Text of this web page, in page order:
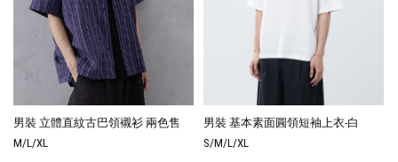
男裝 立體直紋古巴領襯衫 兩色售
M/L/XL
男裝 基本素面圓領短袖上衣-白
S/M/L/XL